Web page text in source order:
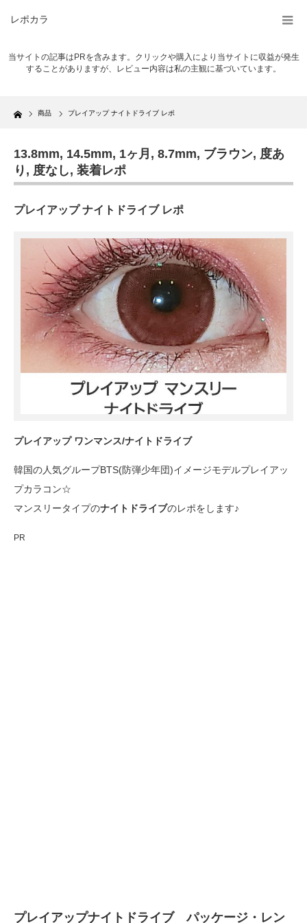
レポカラ
当サイトの記事はPRを含みます。クリックや購入により当サイトに収益が発生
することがありますが、レビュー内容は私の主観に基づいています。
Home 商品 プレイアップ ナイトドライブ レポ
13.8mm, 14.5mm, 1ヶ月 , 8.7mm, ブラウン, 度あ
り , 度なし, 装着レポ
プレイアップ ナイトドライブ レポ
プレイアップ ワンマンス/ナイトドライブ
韓国の人気グループBTS(防弾少年団)イメージモデルプレイアッ
プカラコン☆
マンスリータイプのナイトドライブのレポをします♪
PR
プレイアップナイトドライブ パッケージ・レン